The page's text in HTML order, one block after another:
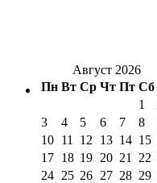
Август 2026
Пн Вт Ср Чт Пт Сб
1
3
4 5 6 7 8
10 11 12 13 14 15
17 18 19 20 21 22
24 25 26 27 28 29